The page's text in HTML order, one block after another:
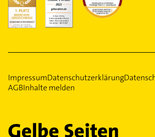
ImpressumDatenschutzerklärung
AGBInhalte melden